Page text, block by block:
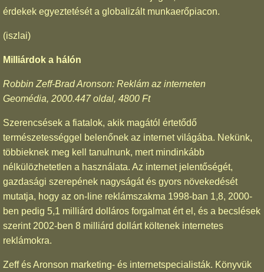
érdekek egyeztetését a globalizált munkaerőpiacon.
(iszlai)
Milliárdok a hálón
Robbin Zeff-Brad Aronson: Reklám az interneten
Geomédia, 2000.447 oldal, 4800 Ft
Szerencsések a fiatalok, akik magától értetődő
természetességgel belenőnek az internet világába. Nekünk,
többieknek meg kell tanulnunk, mert mindinkább
nélkülözhetetlen a használata. Az internet jelentőségét,
gazdasági szerepének nagyságát és gyors növekedését
mutatja, hogy az on-line reklámszakma 1998-ban 1,8, 2000-
ben pedig 5,1 milliárd dolláros forgalmat ért el, és a becslések
szerint 2002-ben 8 milliárd dollárt költenek internetes
reklámokra.
Zeff és Aronson marketing- és internetspecialisták. Könyvük